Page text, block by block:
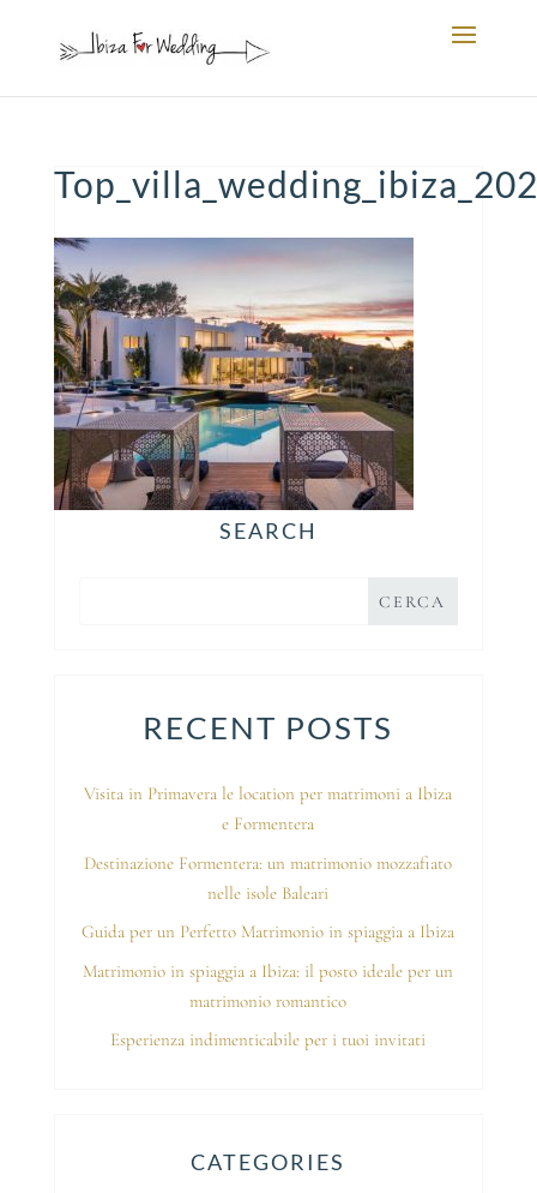
SEARCH
RECENT POSTS
Visita in Primavera le location per matrimoni a Ibiza
e Formentera
Destinazione Formentera: un matrimonio mozzafiato
nelle isole Baleari
Guida per un Perfetto Matrimonio in spiaggia a Ibiza
Matrimonio in spiaggia a Ibiza: il posto ideale per un
matrimonio romantico
Esperienza indimenticabile per i tuoi invitati
CATEGORIES